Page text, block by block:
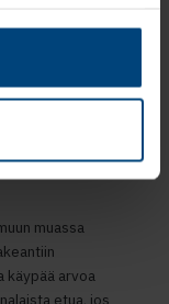
ja
muassa
käypää arvoa
etua, jos